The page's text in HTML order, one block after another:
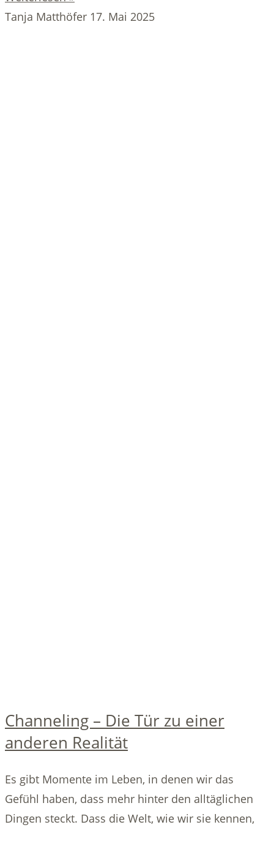
Tanja Matthöfer 17. Mai 2025
Channeling – Die Tür zu einer
anderen Realität
Es gibt Momente im Leben, in denen wir das
Gefühl haben, dass mehr hinter den alltäglichen
Dingen steckt. Dass die Welt, wie wir sie kennen,